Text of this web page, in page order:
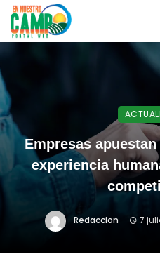
Empresas
experiencia
Redaccion 7